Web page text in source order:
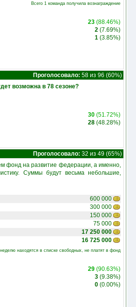
Всего 1 команда получила вознаграждение
23 (88.46%)
2 (7.69%)
1 (3.85%)
Проголосовало: 58 из 96 (60%)
возможна в 78 сезоне?
30 (51.72%)
28 (48.28%)
Проголосовало: 32 из 49 (65%)
фонд на развитие федерации, а именно,
Суммы будут весьма небольшие,
600 000
300 000
150 000
75 000
17 250 000
16 725 000
находятся в списке свободных, не платят в фонд
29 (90.63%)
3 (9.38%)
0 (0.00%)